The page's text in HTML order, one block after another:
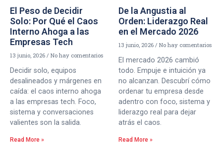
El Peso de Decidir
Solo: Por Qué el Caos
Interno Ahoga a las
Empresas Tech
13 junio, 2026 No hay comentarios
Decidir solo, equipos
desalineados y márgenes en
caída: el caos interno ahoga
a las empresas tech. Foco,
sistema y conversaciones
valientes son la salida.
Read More »
De la Angustia al
Orden: Liderazgo Real
en el Mercado 2026
13 junio, 2026 No hay comentarios
El mercado 2026 cambió
todo. Empuje e intuición ya
no alcanzan. Descubrí cómo
ordenar tu empresa desde
adentro con foco, sistema y
liderazgo real para dejar
atrás el caos.
Read More »